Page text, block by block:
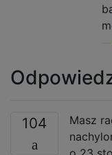
104
Masz